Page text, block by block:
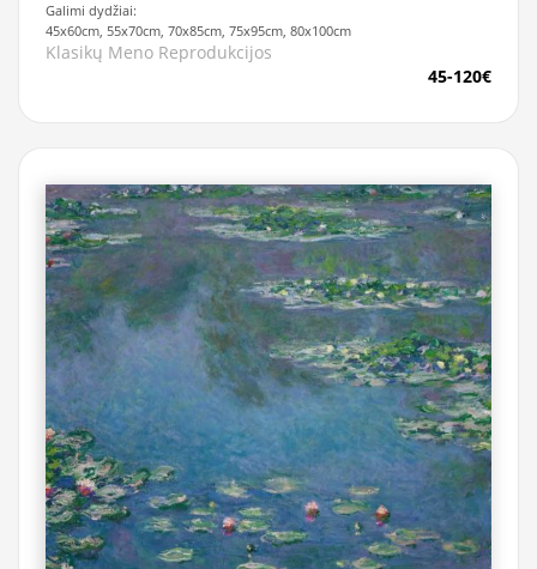
Galimi dydžiai:
45x60cm, 55x70cm, 70x85cm, 75x95cm, 80x100cm
Klasikų Meno Reprodukcijos
45-120€